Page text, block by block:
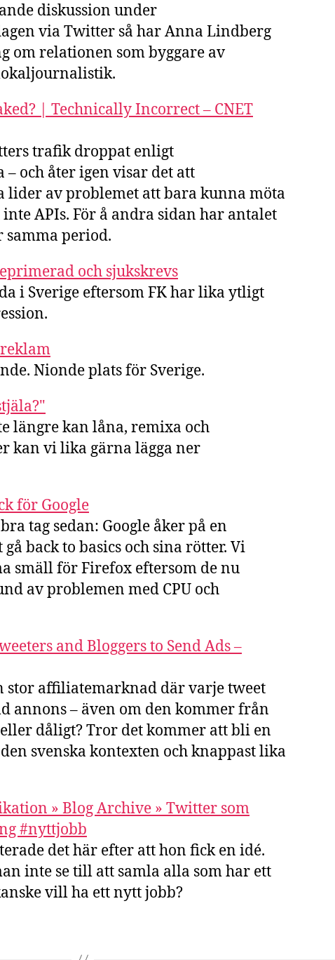
diskussion under
via Twitter så har Anna Lindberg
om relationen som byggare av
| Technically Incorrect – CNET
trafik droppat enligt
och åter igen visar det att
lider av problemet att bara kunna möta
APIs. För å andra sidan har antalet
samma period.
och sjukskrevs
i Sverige eftersom FK har lika ytligt
Nionde plats för Sverige.
längre kan låna, remixa och
kan vi lika gärna lägga ner
för Google
tag sedan: Google åker på en
gå back to basics och sina rötter. Vi
smäll för Firefox eftersom de nu
av problemen med CPU och
and Bloggers to Send Ads –
stor affiliatemarknad där varje tweet
annons – även om den kommer från
dåligt? Tror det kommer att bli en
svenska kontexten och knappast lika
» Blog Archive » Twitter som
#nyttjobb
det här efter att hon fick en idé.
inte se till att samla alla som har ett
vill ha ett nytt jobb?